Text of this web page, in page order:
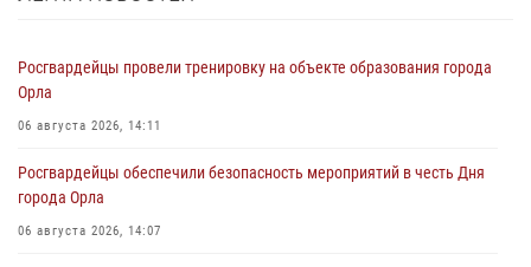
Росгвардейцы провели тренировку на объекте образования города
Орла
06 августа 2026, 14:11
Росгвардейцы обеспечили безопасность мероприятий в честь Дня
города Орла
06 августа 2026, 14:07